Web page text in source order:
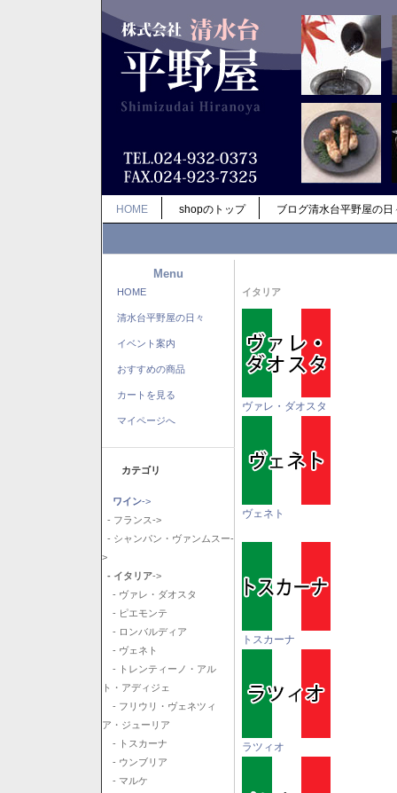
HOME shopのトップ ブログ清水台平野屋の日
Menu
HOME
清水台平野屋の日々
イベント案内
おすすめの商品
カートを見る
マイページへ
カテゴリ
ワイン->
- フランス->
- シャンパン・ヴァンムスー-
>
- イタリア->
- ヴァレ・ダオスタ
- ピエモンテ
- ロンバルディア
- ヴェネト
- トレンティーノ・アル
ト・アディジェ
- フリウリ・ヴェネツィ
ア・ジューリア
- トスカーナ
- ウンブリア
- マルケ
イタリア
ヴァレ・ダオスタ
ヴェネト
トスカーナ
ラツィオ